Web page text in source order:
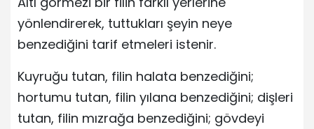
yönlendirerek, tuttukları şeyin neye
benzediğini tarif etmeleri istenir.
Kuyruğu tutan, filin halata benzediğini;
hortumu tutan, filin yılana benzediğini; dişleri
tutan, filin mızrağa benzediğini; gövdeyi